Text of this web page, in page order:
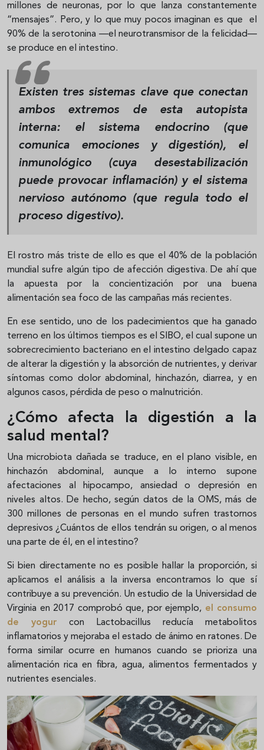
millones de neuronas, por lo que lanza constantemente
“mensajes”. Pero, y lo que muy pocos imaginan es que el
90% de la serotonina —el neurotransmisor de la felicidad—
se produce en el intestino.
Existen tres sistemas clave que conectan
ambos extremos de esta autopista
interna: el sistema endocrino (que
comunica emociones y digestión), el
inmunológico (cuya desestabilización
puede provocar inflamación) y el sistema
nervioso autónomo (que regula todo el
proceso digestivo).
El rostro más triste de ello es que el 40% de la población
mundial sufre algún tipo de afección digestiva. De ahí que
la apuesta por la concientización por una buena
alimentación sea foco de las campañas más recientes.
En ese sentido, uno de los padecimientos que ha ganado
terreno en los últimos tiempos es el SIBO, el cual supone un
sobrecrecimiento bacteriano en el intestino delgado capaz
de alterar la digestión y la absorción de nutrientes, y derivar
síntomas como dolor abdominal, hinchazón, diarrea, y en
algunos casos, pérdida de peso o malnutrición.
¿Cómo afecta la digestión a la
salud mental?
Una microbiota dañada se traduce, en el plano visible, en
hinchazón abdominal, aunque a lo interno supone
afectaciones al hipocampo, ansiedad o depresión en
niveles altos. De hecho, según datos de la OMS, más de
300 millones de personas en el mundo sufren trastornos
depresivos ¿Cuántos de ellos tendrán su origen, o al menos
una parte de él, en el intestino?
Si bien directamente no es posible hallar la proporción, si
aplicamos el análisis a la inversa encontramos lo que sí
contribuye a su prevención. Un estudio de la Universidad de
Virginia en 2017 comprobó que, por ejemplo, el consumo
de yogur con Lactobacillus reducía metabolitos
inflamatorios y mejoraba el estado de ánimo en ratones. De
forma similar ocurre en humanos cuando se prioriza una
alimentación rica en fibra, agua, alimentos fermentados y
nutrientes esenciales.